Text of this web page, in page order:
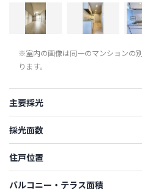
※室内の画像は同一のマンションの
ります。
主要採光
採光面数
住戸位置
バルコニー・テラス面積